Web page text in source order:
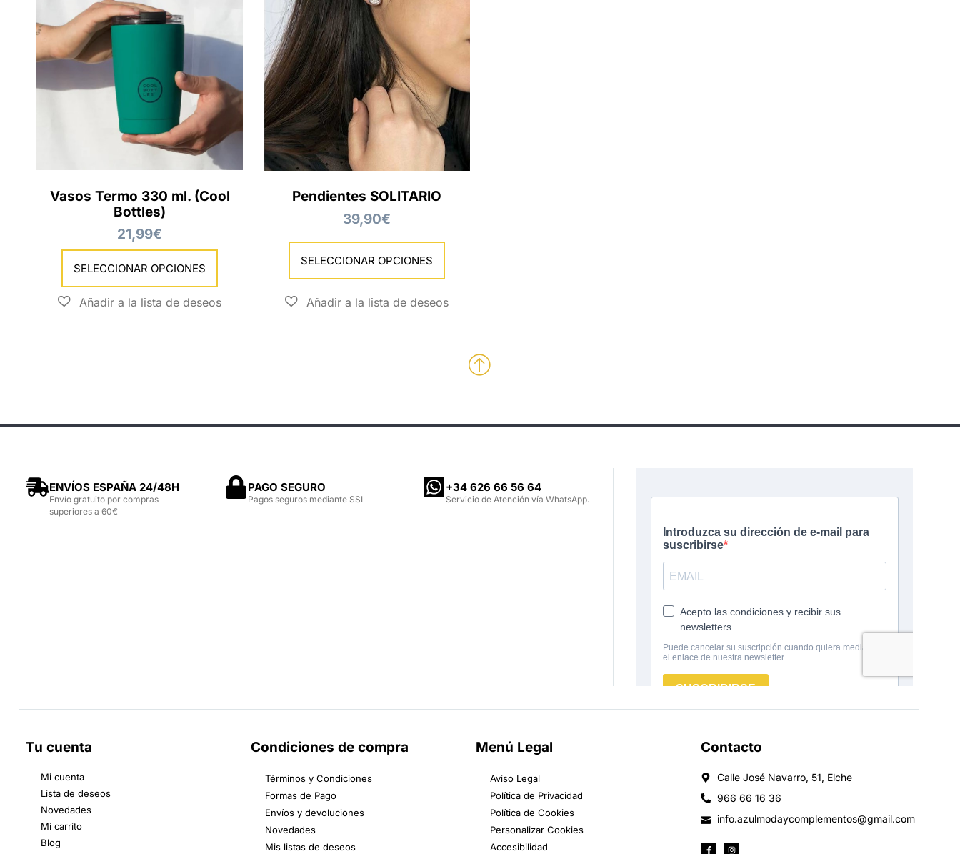
Vasos Termo 330 ml. (Cool
Bottles)
21,99€
SELECCIONAR OPCIONES
Pendientes SOLITARIO
39,90€
SELECCIONAR OPCIONES
ENVÍOS ESPAÑA 24/48H
Envío gratuito por compras
superiores a 60€
PAGO SEGURO
Pagos seguros mediante SSL
‪+34 626 66 56 64‬
Servicio de Atención vía WhatsApp.
Tu cuenta
Mi cuenta
Lista de deseos
Novedades
Mi carrito
Blog
Condiciones de compra
Términos y Condiciones
Formas de Pago
Envíos y devoluciones
Novedades
Mis listas de deseos
Menú Legal
Aviso Legal
Política de Privacidad
Política de Cookies
Personalizar Cookies
Accesibilidad
Contacto
Calle José Navarro, 51, Elche
966 66 16 36
info.azulmodaycomplementos@gmail.com